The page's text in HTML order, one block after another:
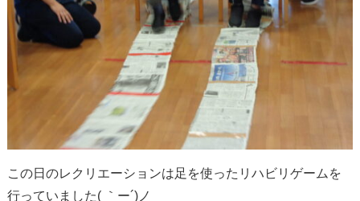
この日のレクリエーションは足を使ったリハビリゲームを
行っていました( ｀ー´)ノ